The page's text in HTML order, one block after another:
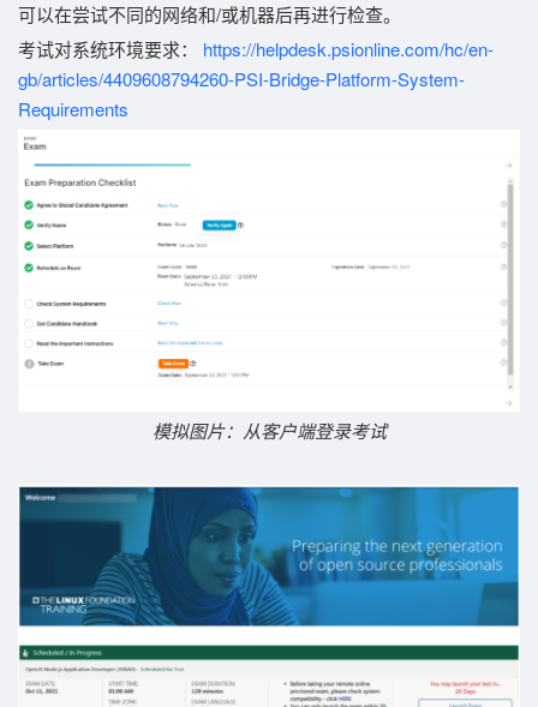
可以在尝试不同的网络和/或机器后再进行检查。
考试对系统环境要求： https://helpdesk.psionline.com/hc/en-
gb/articles/4409608794260-PSI-Bridge-Platform-System-
Requirements
模拟图片： 从客户端登录考试